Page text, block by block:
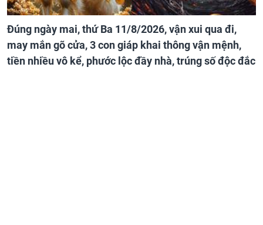
Đúng ngày mai, thứ Ba 11/8/2026, vận xui qua đi,
may mắn gõ cửa, 3 con giáp khai thông vận mệnh,
tiền nhiều vô kể, phước lộc đầy nhà, trúng số độc đắc